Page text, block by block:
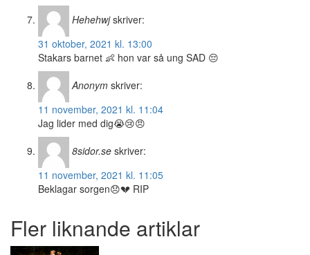
Hehehwj skriver:
31 oktober, 2021 kl. 13:00
Stakars barnet 👶 hon var så ung SAD 😔
Anonym skriver:
11 november, 2021 kl. 11:04
Jag lider med dig😭😢😠
8sidor.se skriver:
11 november, 2021 kl. 11:05
Beklagar sorgen😞💔 RIP
Fler liknande artiklar